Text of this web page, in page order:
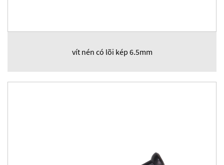
vít nén có lõi kép 6.5mm